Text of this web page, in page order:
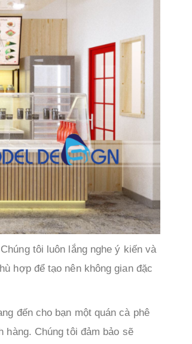
tôi luôn lắng nghe ý kiến ​​và
hợp để tạo nên không gian đặc
đến cho bạn một quán cà phê
hàng. Chúng tôi đảm bảo sẽ